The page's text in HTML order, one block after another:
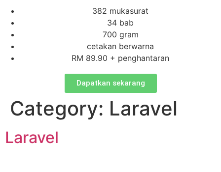
382 mukasurat
34 bab
700 gram
cetakan berwarna
RM 89.90 + penghantaran
Dapatkan sekarang
Category: Laravel
Laravel